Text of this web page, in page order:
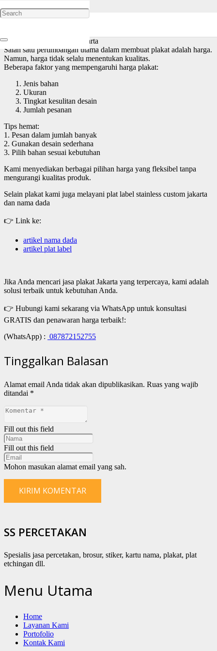
Harga Pembuatan Plakat di Jakarta Terbaru & Tips Hemat
Salah satu pertimbangan utama dalam membuat plakat adalah harga.
Namun, harga tidak selalu menentukan kualitas.
Beberapa faktor yang mempengaruhi harga plakat:
Jenis bahan
Ukuran
Tingkat kesulitan desain
Jumlah pesanan
Tips hemat:
1. Pesan dalam jumlah banyak
2. Gunakan desain sederhana
3. Pilih bahan sesuai kebutuhan
Kami menyediakan berbagai pilihan harga yang fleksibel tanpa
mengurangi kualitas produk.
Selain plakat kami juga melayani plat label stainless custom jakarta
dan nama dada
👉 Link ke:
artikel nama dada
artikel plat label
Jika Anda mencari jasa plakat Jakarta yang terpercaya, kami adalah
solusi terbaik untuk kebutuhan Anda.
👉 Hubungi kami sekarang via WhatsApp untuk konsultasi
GRATIS dan penawaran harga terbaik!:
(WhatsApp) : 087872152755
Tinggalkan Balasan
Alamat email Anda tidak akan dipublikasikan. Ruas yang wajib
ditandai *
Fill out this field
Fill out this field
Mohon masukan alamat email yang sah.
KIRIM KOMENTAR
SS PERCETAKAN
Spesialis jasa percetakan, brosur, stiker, kartu nama, plakat, plat
etchingan dll.
Menu Utama
Home
Layanan Kami
Portofolio
Kontak Kami